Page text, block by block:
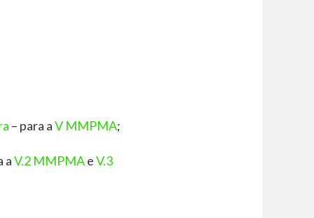
– para aV MMPMA;
aV.2 MMPMAeV.3